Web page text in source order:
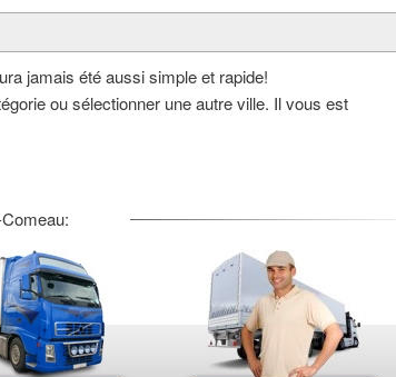
jamais été aussi simple et rapide!
ou sélectionner une autre ville. Il vous est